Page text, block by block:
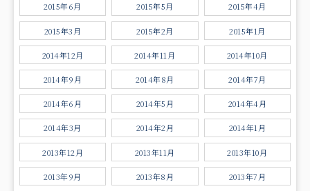
2015年6月 2015年5月 2015年4月
2015年3月 2015年2月 2015年1月
2014年12月 2014年11月 2014年10月
2014年9月 2014年8月 2014年7月
2014年6月 2014年5月 2014年4月
2014年3月 2014年2月 2014年1月
2013年12月 2013年11月 2013年10月
2013年9月 2013年8月 2013年7月